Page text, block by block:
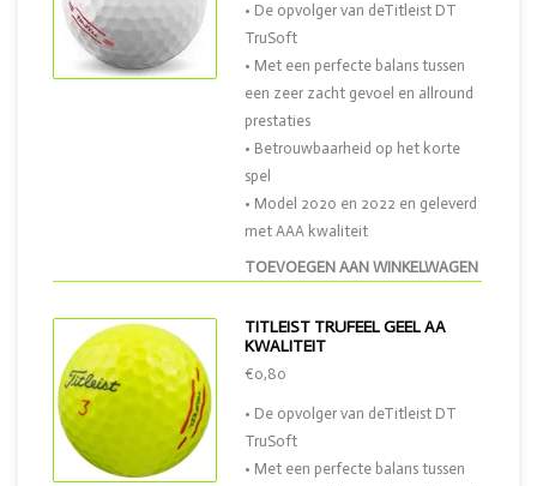
TOEVOEGEN AAN WINKELWAGEN
• De opvolger van deTitleist DT
TruSoft
• Met een perfecte balans tussen
een zeer zacht gevoel en allround
prestaties
• Betrouwbaarheid op het korte
spel
• Model 2020 en 2022 en geleverd
met AAA kwaliteit
TITLEIST TRUFEEL GEEL AA
KWALITEIT
€0,80
• De opvolger van deTitleist DT
TruSoft
• Met een perfecte balans tussen